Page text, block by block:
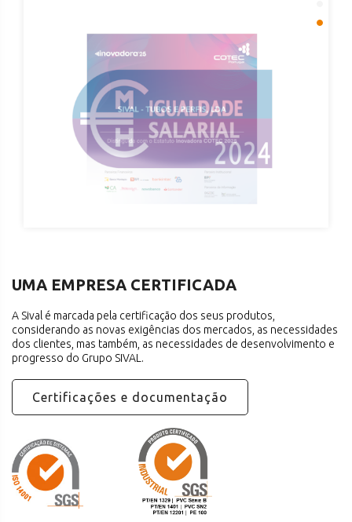
UMA EMPRESA CERTIFICADA
A Sival é marcada pela certificação dos seus produtos,
considerando as novas exigências dos mercados, as necessidades
dos clientes, mas também, as necessidades de desenvolvimento e
progresso do Grupo SIVAL.
Certificações e documentação